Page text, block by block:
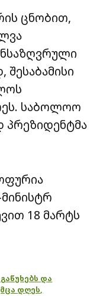
ცნობით,
საბოლოო
პრეზიდენტმა
18 მარტს
და
დღეს,